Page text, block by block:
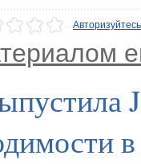
Авторизуйтесь